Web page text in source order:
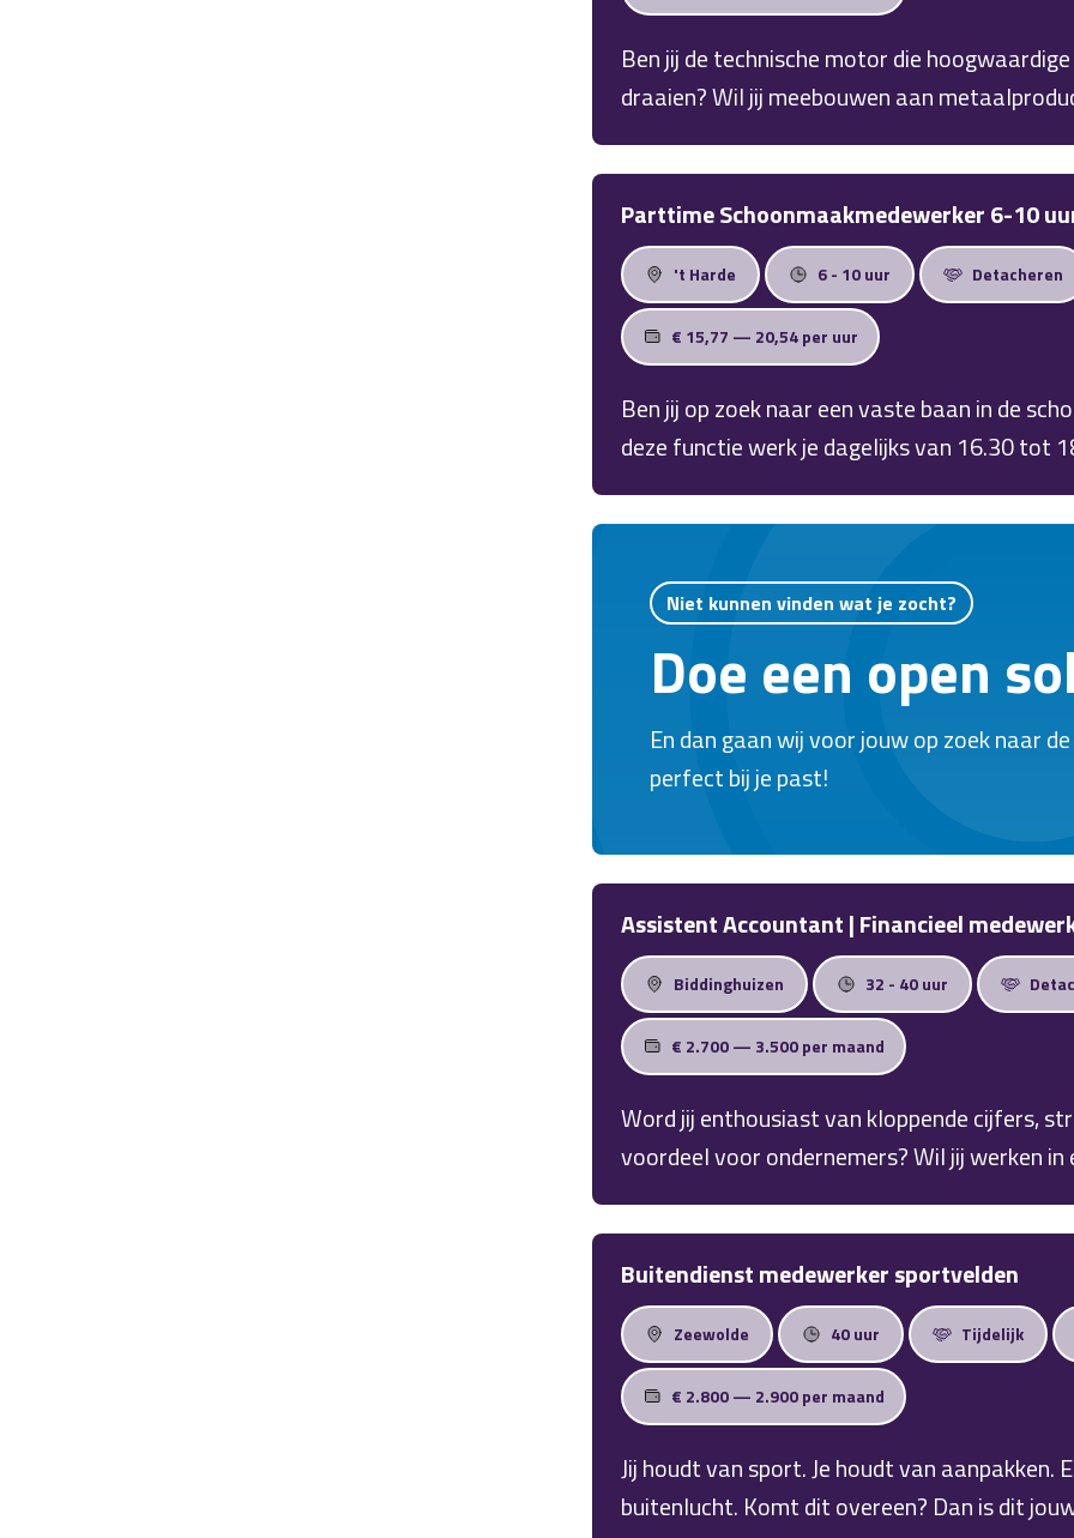
Ben jij de technische motor die
draaien? Wil jij meebouwen aan
een moderne, schone omgeving? Voor een
de plaatbewerking in Biddinghuizen zoekt
nauwkeurige CNC Operator
de vaste dagdienst met een uitstekend
uitzicht op een vast contract!
Parttime Schoonmaakmedewerker 6-10
't Harde 6 - 10 uur Detacheren
€ 15,77 — 20,54 per uur
Ben jij op zoek naar een vaste baan in de
deze functie werk je dagelijks van 16.30 tot
team en zorg je ervoor dat een professionele
verzorgd blijft. Een mooie kans voor iemand
Niet kunnen vinden wat je zocht?
Doe een open
En dan gaan wij voor jouw op zoek naar
perfect bij je past!
Assistent Accountant | Financieel
Biddinghuizen 32 - 40 uur
€ 2.700 — 3.500 per maand
Word jij enthousiast van kloppende cijfers,
voordeel voor ondernemers? Wil jij werken
informele omgeving waar jouw ontwikkeling
en groeiend kantoor in Biddinghuizen
Accountant / Medewerker
bent met een MBO4-diploma of een medior
bieden je een uitdagende fulltime of parttime
Buitendienst medewerker sportvelden
Zeewolde 40 uur Tijdelijk
€ 2.800 — 2.900 per maand
Jij houdt van sport. Je houdt van aanpakken.
buitenlucht. Komt dit overeen? Dan is dit